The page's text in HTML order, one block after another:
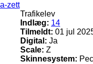
a-zett
Trafikelev
Indlæg: 14
Tilmeldt: 01 jul
Digital: Ja
Scale: Z
Skinnesystem: